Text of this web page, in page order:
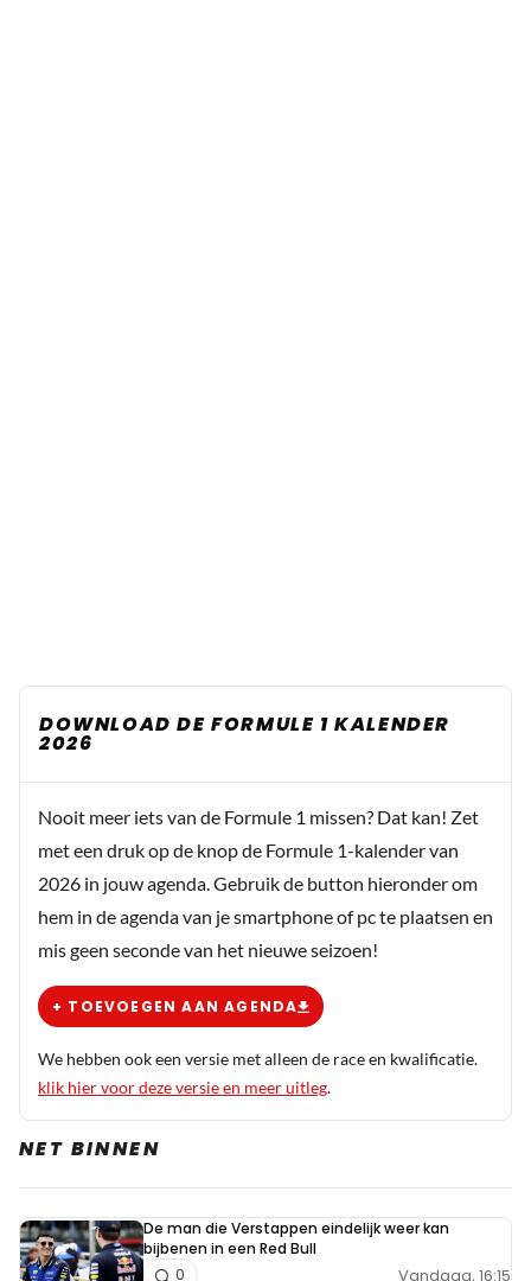
DOWNLOAD DE FORMULE 1 KALENDER
2026
Nooit meer iets van de Formule 1 missen? Dat kan! Zet
met een druk op de knop de Formule 1-kalender van
2026 in jouw agenda. Gebruik de button hieronder om
hem in de agenda van je smartphone of pc te plaatsen en
mis geen seconde van het nieuwe seizoen!
+ TOEVOEGEN AAN AGENDA
We hebben ook een versie met alleen de race en kwalificatie.
klik hier voor deze versie en meer uitleg.
NET BINNEN
De man die Verstappen eindelijk weer kan
bijbenen in een Red Bull
Vandaag, 16:15
0